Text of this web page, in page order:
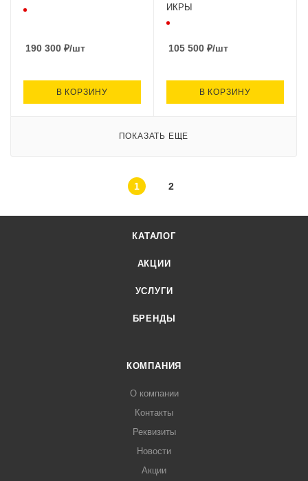
190 300 ₽/шт
В КОРЗИНУ
ИКРЫ
105 500 ₽/шт
В КОРЗИНУ
ПОКАЗАТЬ ЕЩЕ
1 2
КАТАЛОГ
АКЦИИ
УСЛУГИ
БРЕНДЫ
КОМПАНИЯ
О компании
Контакты
Реквизиты
Новости
Акции